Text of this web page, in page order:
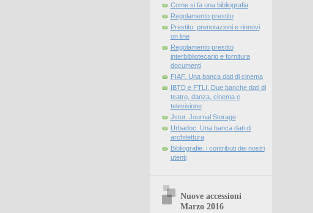
Come si fa una bibliografia
Regolamento prestito
Prestito: prenotazioni e rinnovi
on line
Regolamento prestito
interbibliotecario e fornitura
documenti
FIAF. Una banca dati di cinema
IBTD e FTLI. Due banche dati di
teatro, danza, cinema e
televisione
Jstor. Journal Storage
Urbadoc. Una banca dati di
architettura
Bibliografie: i contributi dei nostri
utenti
Nuove accessioni
Marzo 2016